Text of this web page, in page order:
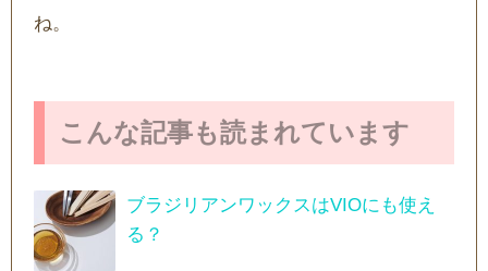
ね。
こんな記事も読まれています
ブラジリアンワックスはVIOにも使え
る？